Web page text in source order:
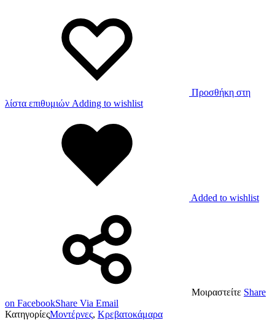
Προσθήκη στη
λίστα επιθυμιών Adding to wishlist
Added to wishlist
Μοιραστείτε Share
on FacebookShare Via Email
ΚατηγορίεςΜοντέρνες, Κρεβατοκάμαρα